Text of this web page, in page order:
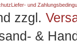
Liefer- und
zzgl.
&